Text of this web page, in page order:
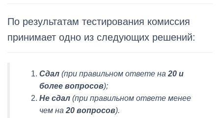
По результатам тестирования комиссия
принимает одно из следующих решений:
Сдал (при правильном ответе на 20 и
более вопросов);
Не сдал (при правильном ответе менее
чем на 20 вопросов).